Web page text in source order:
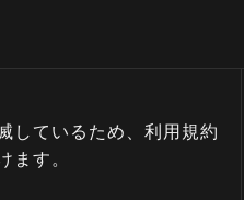
しているため、利用規約
ます。